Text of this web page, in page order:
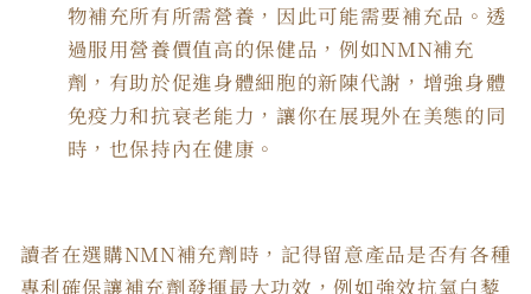
物補充所有所需營養，因此可能需要補充品。透
過服用營養價值高的保健品，例如NMN補充
劑，有助於促進身體細胞的新陳代謝，增強身體
免疫力和抗衰老能力，讓你在展現外在美態的同
時，也保持內在健康。
讀者在選購NMN補充劑時，記得留意產品是否有各種
專利確保讓補充劑發揮最大功效，例如強效抗氧白藜